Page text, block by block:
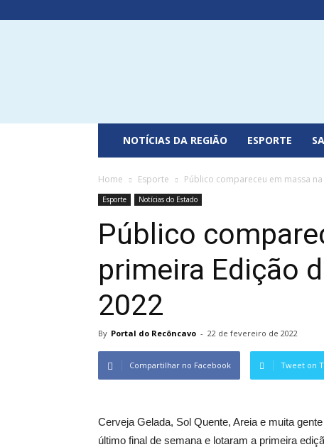
NOTÍCIAS DA REGIÃO ESPORTE
Home Esporte Público compareceu em massa
Esporte Notícias do Estado
Público
primeira Edição
2022
By Portal do Recôncavo - 22 de fevereiro de 2022
Compartilhar no Facebook Tweet on
Cerveja Gelada, Sol Quente, Areia e muita
último final de semana e lotaram a primeira